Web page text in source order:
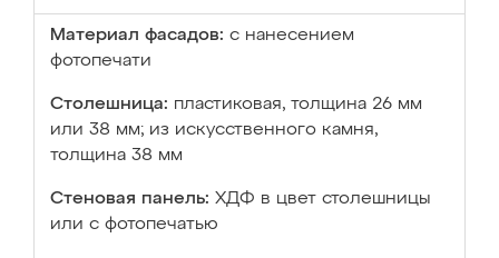
Материал фасадов: с нанесением
фотопечати
Столешница: пластиковая, толщина 26 мм
или 38 мм; из искусственного камня,
толщина 38 мм
Стеновая панель: ХДФ в цвет столешницы
или с фотопечатью